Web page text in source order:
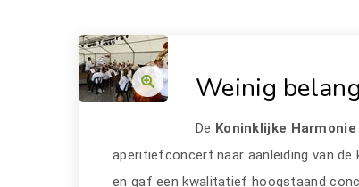
Weinig
De Koninklijke
aperitiefconcert naar aanleiding van de
en gaf een kwalitatief hoogstaand